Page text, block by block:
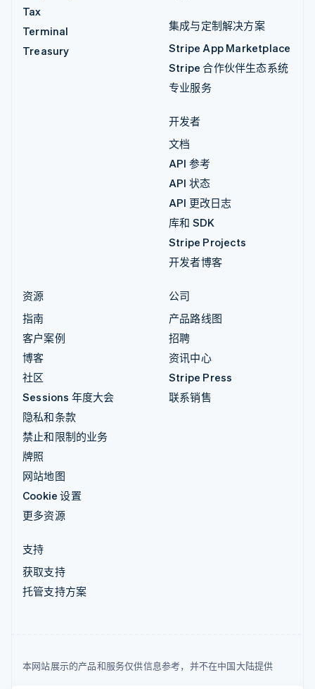
Tax
Terminal
Treasury
集成与定制解决方案
Stripe App Marketplace
Stripe 合作伙伴生态系统
专业服务
开发者
文档
API 参考
API 状态
API 更改日志
库和 SDK
Stripe Projects
开发者博客
资源
指南
客户案例
博客
社区
Sessions 年度大会
隐私和条款
禁止和限制的业务
牌照
网站地图
Cookie 设置
更多资源
公司
产品路线图
招聘
资讯中心
Stripe Press
联系销售
支持
获取支持
托管支持方案
本网站展示的产品和服务仅供信息参考，并不在中国大陆提供